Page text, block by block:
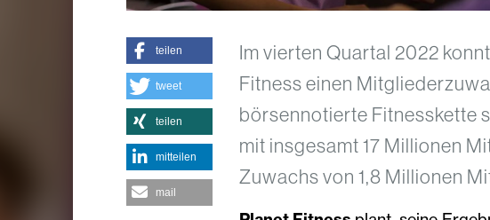
Im vierten Quartal 2022
Fitness einen
börsennotierte Fitnesskette
mit insgesamt 17 Millionen
Zuwachs von 1,8 Millionen
teilen
tweet
teilen
mitteilen
mail